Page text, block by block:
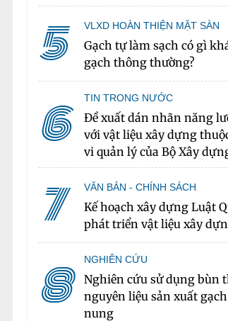
5 VLXD HOÀN THIỆN MẶT SÀN
Gạch tự làm sạch có gì
gạch thông thường?
6 TIN TRONG NƯỚC
Đề xuất dán nhãn năng
với vật liệu xây dựng
vi quản lý của Bộ Xây
7 VĂN BẢN - CHÍNH SÁCH
Kế hoạch xây dựng Luật
phát triển vật liệu xây
8 NGHIÊN CỨU
Nghiên cứu sử dụng bùn
nguyên liệu sản xuất
nung